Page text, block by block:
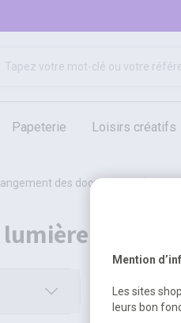
papeterie loisirs créatifs
des documents
lumière
Mention
Les sites
leurs bon